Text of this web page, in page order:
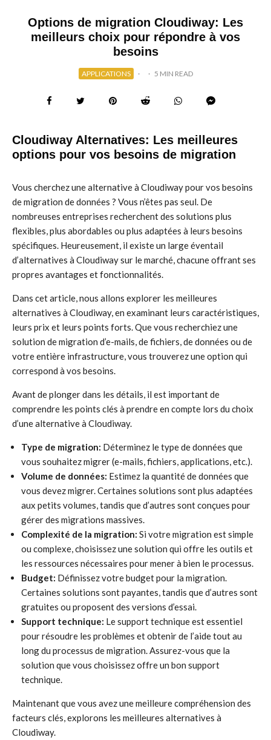
Options de migration Cloudiway: Les
meilleurs choix pour répondre à vos
besoins
APPLICATIONS · · 5 MIN READ
Cloudiway Alternatives: Les meilleures
options pour vos besoins de migration
Vous cherchez une alternative à Cloudiway pour vos besoins
de migration de données ? Vous n’êtes pas seul. De
nombreuses entreprises recherchent des solutions plus
flexibles, plus abordables ou plus adaptées à leurs besoins
spécifiques. Heureusement, il existe un large éventail
d’alternatives à Cloudiway sur le marché, chacune offrant ses
propres avantages et fonctionnalités.
Dans cet article, nous allons explorer les meilleures
alternatives à Cloudiway, en examinant leurs caractéristiques,
leurs prix et leurs points forts. Que vous recherchiez une
solution de migration d’e-mails, de fichiers, de données ou de
votre entière infrastructure, vous trouverez une option qui
correspond à vos besoins.
Avant de plonger dans les détails, il est important de
comprendre les points clés à prendre en compte lors du choix
d’une alternative à Cloudiway.
Type de migration: Déterminez le type de données que
vous souhaitez migrer (e-mails, fichiers, applications, etc.).
Volume de données: Estimez la quantité de données que
vous devez migrer. Certaines solutions sont plus adaptées
aux petits volumes, tandis que d’autres sont conçues pour
gérer des migrations massives.
Complexité de la migration: Si votre migration est simple
ou complexe, choisissez une solution qui offre les outils et
les ressources nécessaires pour mener à bien le processus.
Budget: Définissez votre budget pour la migration.
Certaines solutions sont payantes, tandis que d’autres sont
gratuites ou proposent des versions d’essai.
Support technique: Le support technique est essentiel
pour résoudre les problèmes et obtenir de l’aide tout au
long du processus de migration. Assurez-vous que la
solution que vous choisissez offre un bon support
technique.
Maintenant que vous avez une meilleure compréhension des
facteurs clés, explorons les meilleures alternatives à
Cloudiway.